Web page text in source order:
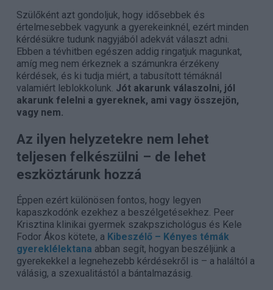
Szülőként azt gondoljuk, hogy idősebbek és
értelmesebbek vagyunk a gyerekeinknél, ezért minden
kérdésükre tudunk nagyjából adekvát választ adni.
Ebben a tévhitben egészen addig ringatjuk magunkat,
amíg meg nem érkeznek a számunkra érzékeny
kérdések, és ki tudja miért, a tabusított témáknál
valamiért leblokkolunk. Jót akarunk válaszolni, jól
akarunk felelni a gyereknek, ami vagy összejön,
vagy nem.
Az ilyen helyzetekre nem lehet
teljesen felkészülni – de lehet
eszköztárunk hozzá
Éppen ezért különösen fontos, hogy legyen
kapaszkodónk ezekhez a beszélgetésekhez. Peer
Krisztina klinikai gyermek szakpszichológus és Kele
Fodor Ákos kötete, a Kibeszélő – Kényes témák
gyereklélektana abban segít, hogyan beszéljünk a
gyerekekkel a legnehezebb kérdésekről is – a haláltól a
válásig, a szexualitástól a bántalmazásig.